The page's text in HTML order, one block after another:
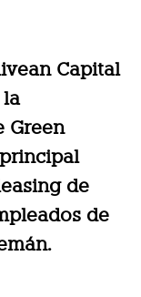
Capital
Green
de
de